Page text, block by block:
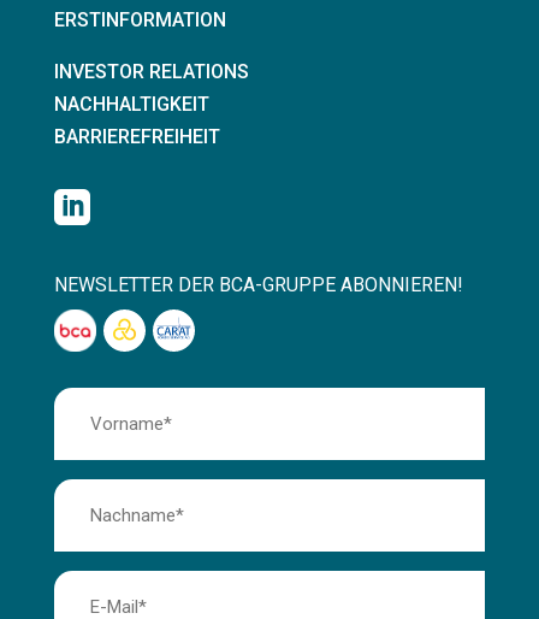
ERSTINFORMATION
INVESTOR RELATIONS
NACHHALTIGKEIT
BARRIEREFREIHEIT

NEWSLETTER DER BCA-GRUPPE ABONNIEREN!